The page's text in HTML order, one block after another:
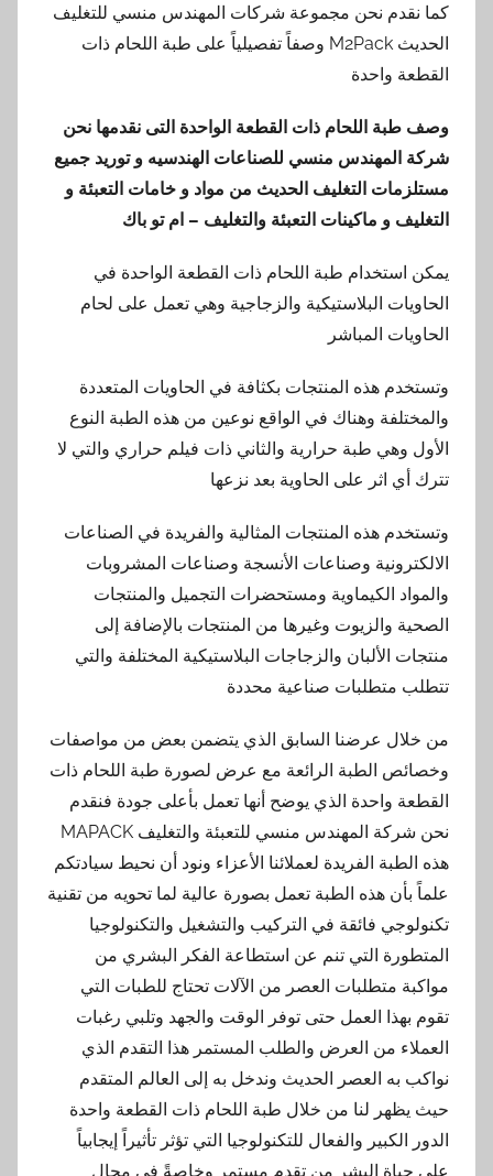
كما نقدم نحن مجموعة شركات المهندس منسي للتغليف
الحديث M2Pack وصفاً تفصيلياً على طبة اللحام ذات
القطعة واحدة
وصف طبة اللحام ذات القطعة الواحدة التى نقدمها نحن
شركة المهندس منسي للصناعات الهندسيه و توريد جميع
مستلزمات التغليف الحديث من مواد و خامات التعبئة و
التغليف و ماكينات التعبئة والتغليف – ام تو باك
يمكن استخدام طبة اللحام ذات القطعة الواحدة في
الحاويات البلاستيكية والزجاجية وهي تعمل على لحام
الحاويات المباشر
وتستخدم هذه المنتجات بكثافة في الحاويات المتعددة
والمختلفة وهناك في الواقع نوعين من هذه الطبة النوع
الأول وهي طبة حرارية والثاني ذات فيلم حراري والتي لا
تترك أي اثر على الحاوية بعد نزعها
وتستخدم هذه المنتجات المثالية والفريدة في الصناعات
الالكترونية وصناعات الأنسجة وصناعات المشروبات
والمواد الكيماوية ومستحضرات التجميل والمنتجات
الصحية والزيوت وغيرها من المنتجات بالإضافة إلى
منتجات الألبان والزجاجات البلاستيكية المختلفة والتي
تتطلب متطلبات صناعية محددة
من خلال عرضنا السابق الذي يتضمن بعض من مواصفات
وخصائص الطبة الرائعة مع عرض لصورة طبة اللحام ذات
القطعة واحدة الذي يوضح أنها تعمل بأعلى جودة فنقدم
نحن شركة المهندس منسي للتعبئة والتغليف MAPACK
هذه الطبة الفريدة لعملائنا الأعزاء ونود أن نحيط سيادتكم
علماً بأن هذه الطبة تعمل بصورة عالية لما تحويه من تقنية
تكنولوجي فائقة في التركيب والتشغيل والتكنولوجيا
المتطورة التي تنم عن استطاعة الفكر البشري من
مواكبة متطلبات العصر من الآلات تحتاج للطبات التي
تقوم بهذا العمل حتى توفر الوقت والجهد وتلبي رغبات
العملاء من العرض والطلب المستمر هذا التقدم الذي
نواكب به العصر الحديث وندخل به إلى العالم المتقدم
حيث يظهر لنا من خلال طبة اللحام ذات القطعة واحدة
الدور الكبير والفعال للتكنولوجيا التي تؤثر تأثيراً إيجابياً
على حياة البشر من تقدم مستمر وخاصةً في مجال